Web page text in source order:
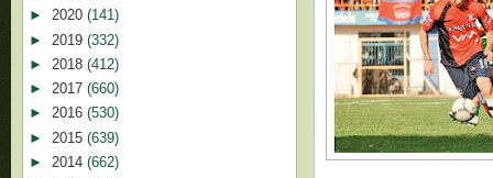
► 2020 (141)
► 2019 (332)
► 2018 (412)
► 2017 (660)
► 2016 (530)
► 2015 (639)
► 2014 (662)